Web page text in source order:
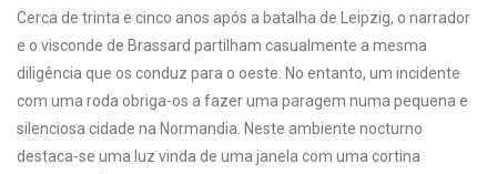
Cerca de trinta e cinco anos após a batalha de Leipzig, o narrador
e o visconde de Brassard partilham casualmente a mesma
diligência que os conduz para o oeste. No entanto, um incidente
com uma roda obriga-os a fazer uma paragem numa pequena e
silenciosa cidade na Normandia. Neste ambiente nocturno
destaca-se uma luz vinda de uma janela com uma cortina